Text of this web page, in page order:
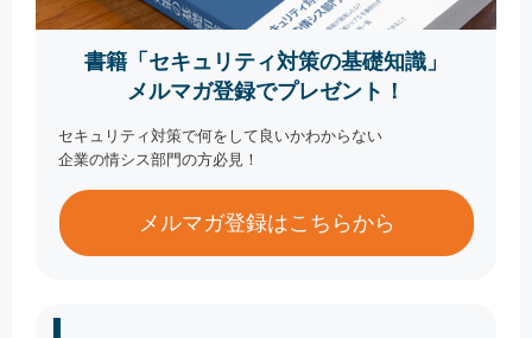
書籍「セキュリティ対策の基礎知識」
メルマガ登録でプレゼント！
セキュリティ対策で何をして良いかわからない
企業の情シス部門の方必見！
メルマガ登録はこちらから